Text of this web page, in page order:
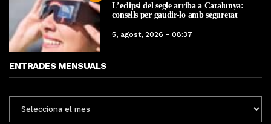
L’eclipsi del segle arriba a Catalunya:
consells per gaudir-lo amb seguretat
5, agost, 2026 - 08:37
ENTRADES MENSUALS
MENSUALS